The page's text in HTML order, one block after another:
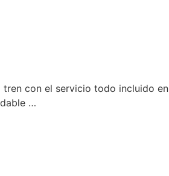
tren con el servicio todo incluido en
…